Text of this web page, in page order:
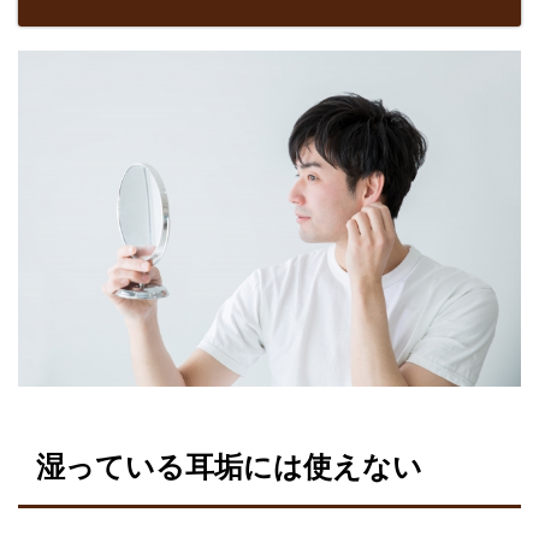
湿っている耳垢には使えない